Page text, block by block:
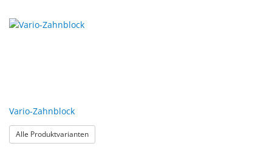
Vario-Zahnblock
Alle Produktvarianten: Vario-Zahnblock